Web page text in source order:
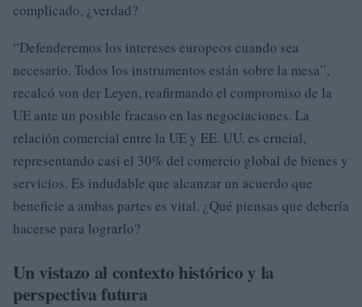
complicado, ¿verdad?
“Defenderemos los intereses europeos cuando sea
necesario. Todos los instrumentos están sobre la mesa”,
recalcó von der Leyen, reafirmando el compromiso de la
UE ante un posible fracaso en las negociaciones. La
relación comercial entre la UE y EE. UU. es crucial,
representando casi el 30% del comercio global de bienes y
servicios. Es indudable que alcanzar un acuerdo que
beneficie a ambas partes es vital. ¿Qué piensas que debería
hacerse para lograrlo?
Un vistazo al contexto histórico y la
perspectiva futura